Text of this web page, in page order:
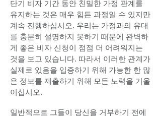
단기 비자 기간 동안 친밀한 가정 관계를
유지하는 것은 매우 힘든 과정일 수 있지만
계속 진행하십시오. 우리는 가정과의 유대
를 충분히 설명하지 못하기 때문에 완벽하
게 좋은 비자 신청이 점점 더 어려워지는
것을 보고 있습니다. 따라서 이러한 관계가
실제로 있음을 입증하기 위해 가능한 한 많
은 정보를 제출하기 위해 모든 노력을 기울
이십시오.
일반적으로 그들이 당신을 거부하기 전에